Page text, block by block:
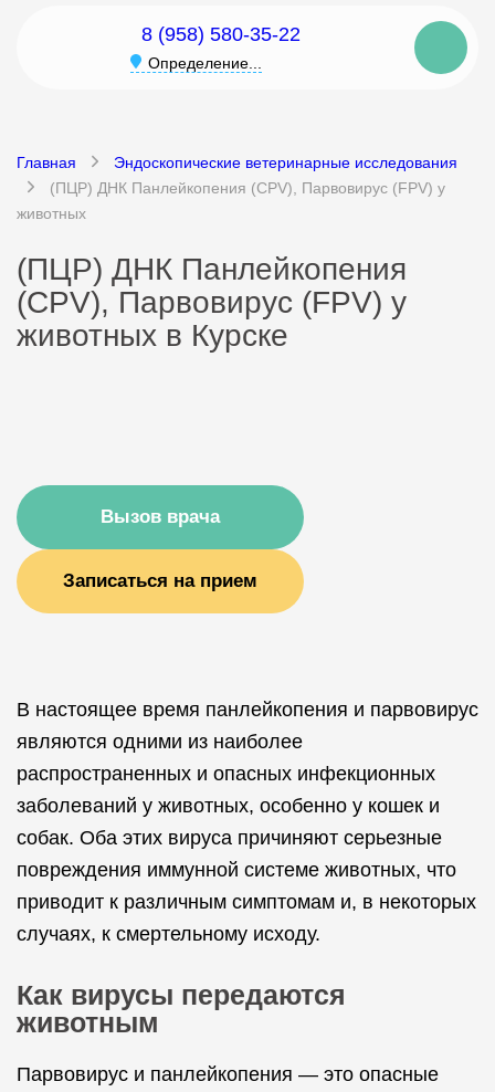
8 (958) 580-35-22
Определение...
Главная
Эндоскопические ветеринарные исследования
(ПЦР) ДНК Панлейкопения (CPV), Парвовирус (FPV) у
животных
(ПЦР) ДНК Панлейкопения
(CPV), Парвовирус (FPV) у
животных в Курске
Вызов врача
Записаться на прием
В настоящее время панлейкопения и парвовирус
являются одними из наиболее
распространенных и опасных инфекционных
заболеваний у животных, особенно у кошек и
собак. Оба этих вируса причиняют серьезные
повреждения иммунной системе животных, что
приводит к различным симптомам и, в некоторых
случаях, к смертельному исходу.
Как вирусы передаются
животным
Парвовирус и панлейкопения — это опасные